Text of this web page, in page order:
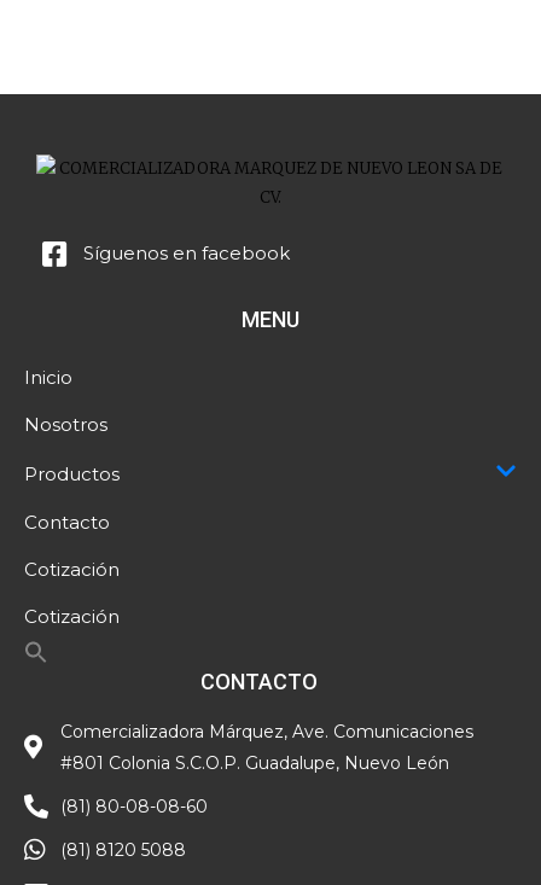
Síguenos en facebook
MENU
Inicio
Nosotros
Productos
Contacto
Cotización
Cotización
CONTACTO
Comercializadora Márquez, Ave. Comunicaciones
#801 Colonia S.C.O.P. Guadalupe, Nuevo León
(81) 80-08-08-60
(81) 8120 5088